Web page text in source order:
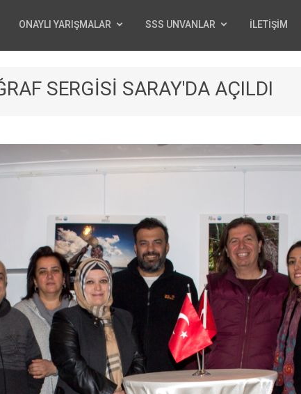
ONAYLI YARIŞMALAR SSS UNVANLAR İLETİŞİM
SERGİSİ SARAY'DA AÇILDI